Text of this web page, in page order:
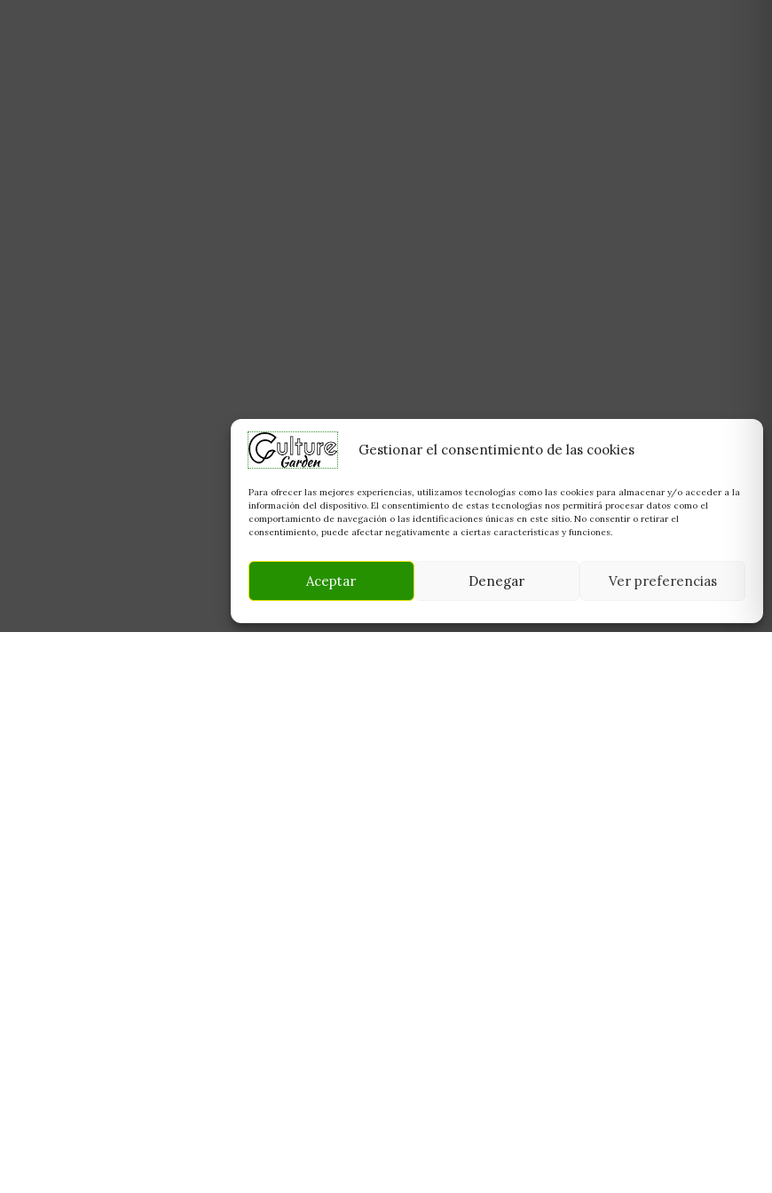
Gestionar el consentimiento de las cookies
Para ofrecer las mejores experiencias, utilizamos tecnologías como las cookies para almacenar y/o acceder a la
información del dispositivo. El consentimiento de estas tecnologías nos permitirá procesar datos como el
comportamiento de navegación o las identificaciones únicas en este sitio. No consentir o retirar el
consentimiento, puede afectar negativamente a ciertas características y funciones.
Aceptar Denegar Ver preferencias